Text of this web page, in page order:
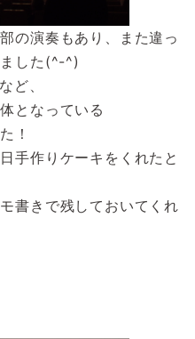
の演奏もあり、また違っ
した(^-^)
ど、
となっている
！
手作りケーキをくれたと
書きで残しておいてくれ